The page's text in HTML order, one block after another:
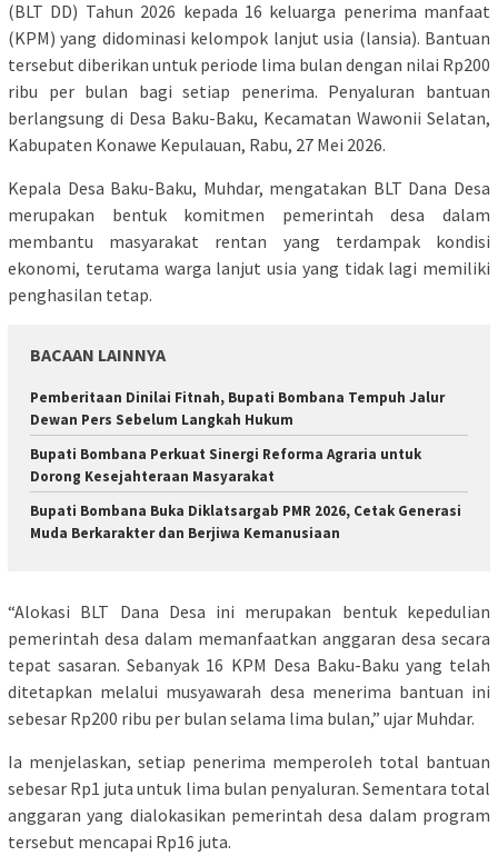
(BLT DD) Tahun 2026 kepada 16 keluarga penerima manfaat
(KPM) yang didominasi kelompok lanjut usia (lansia). Bantuan
tersebut diberikan untuk periode lima bulan dengan nilai Rp200
ribu per bulan bagi setiap penerima. Penyaluran bantuan
berlangsung di Desa Baku-Baku, Kecamatan Wawonii Selatan,
Kabupaten Konawe Kepulauan, Rabu, 27 Mei 2026.
Kepala Desa Baku-Baku, Muhdar, mengatakan BLT Dana Desa
merupakan bentuk komitmen pemerintah desa dalam
membantu masyarakat rentan yang terdampak kondisi
ekonomi, terutama warga lanjut usia yang tidak lagi memiliki
penghasilan tetap.
BACAAN LAINNYA
Pemberitaan Dinilai Fitnah, Bupati Bombana Tempuh Jalur
Dewan Pers Sebelum Langkah Hukum
Bupati Bombana Perkuat Sinergi Reforma Agraria untuk
Dorong Kesejahteraan Masyarakat
Bupati Bombana Buka Diklatsargab PMR 2026, Cetak Generasi
Muda Berkarakter dan Berjiwa Kemanusiaan
“Alokasi BLT Dana Desa ini merupakan bentuk kepedulian
pemerintah desa dalam memanfaatkan anggaran desa secara
tepat sasaran. Sebanyak 16 KPM Desa Baku-Baku yang telah
ditetapkan melalui musyawarah desa menerima bantuan ini
sebesar Rp200 ribu per bulan selama lima bulan,” ujar Muhdar.
Ia menjelaskan, setiap penerima memperoleh total bantuan
sebesar Rp1 juta untuk lima bulan penyaluran. Sementara total
anggaran yang dialokasikan pemerintah desa dalam program
tersebut mencapai Rp16 juta.